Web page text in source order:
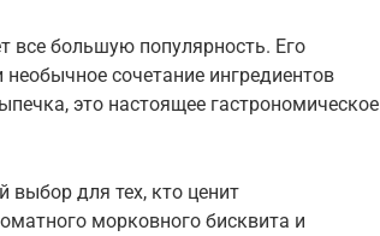
все большую популярность. Его
сочетание ингредиентов
это настоящее гастрономическое
для тех, кто ценит
морковного бисквита и